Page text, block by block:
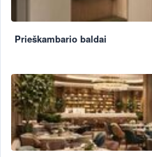
Prieškambario baldai